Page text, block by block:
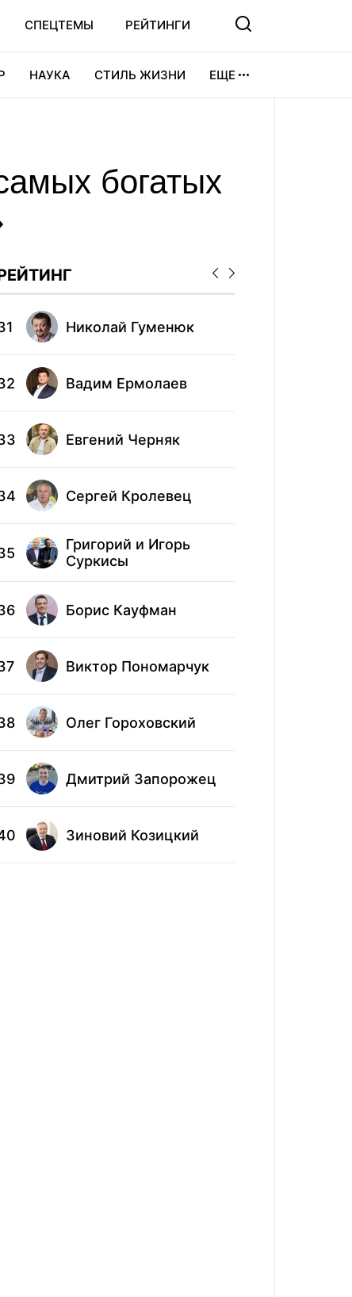
СПЕЦТЕМЫ РЕЙТИНГИ
НАУКА СТИЛЬ ЖИЗНИ ЕЩЕ
богатых
Николай Гуменюк
Вадим Ермолаев
Евгений Черняк
Сергей Кролевец
Григорий и Игорь
Суркисы
Борис Кауфман
Виктор Пономарчук
Олег Гороховский
Дмитрий Запорожец
Зиновий Козицкий